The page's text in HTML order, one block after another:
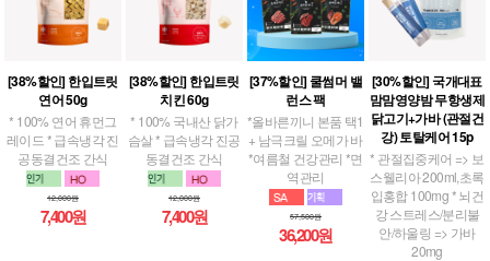
[38%할인] 한입트릿
연어 50g
* 100% 연어 휴먼그
레이드 * 급속냉각 진
공동결건조 간식
12,000원
7,400원
[38%할인] 한입트릿
치킨 60g
* 100% 국내산 닭가
슴살 * 급속냉각 진공
동결건조 간식
12,000원
7,400원
[37%할인] 쿨썸머 밸
런스 팩
*올바른끼니 본품 택1
+ 남극크릴 오메가 바
*여름철 건강관리 *면
역관리
57,500원
36,200원
[30%할인] 국개대표
맘맘영양밤 무항생제
닭고기+가바 (관절건
강) 토탈케어 15p
* 관절집중케어 => 보
스웰리아 200ml,초록
입홍합 100mg * 뇌건
강 스트레스/분리불
안/하울링 => 가바
20mg